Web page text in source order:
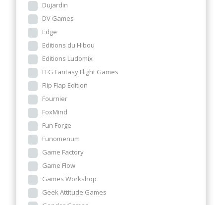
Dujardin
DV Games
Edge
Editions du Hibou
Editions Ludomix
FFG Fantasy Flight Games
Flip Flap Edition
Fournier
FoxMind
Fun Forge
Funomenum
Game Factory
Game Flow
Games Workshop
Geek Attitude Games